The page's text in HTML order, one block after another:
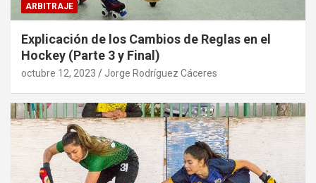
ARBITRAJE
Explicación de los Cambios de Reglas en el
Hockey (Parte 3 y Final)
octubre 12, 2023 Jorge Rodríguez Cáceres